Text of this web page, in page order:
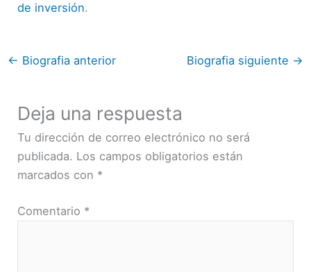
de inversión.
← Biografia anterior Biografia siguiente →
Deja una respuesta
Tu dirección de correo electrónico no será
publicada. Los campos obligatorios están
marcados con *
Comentario *